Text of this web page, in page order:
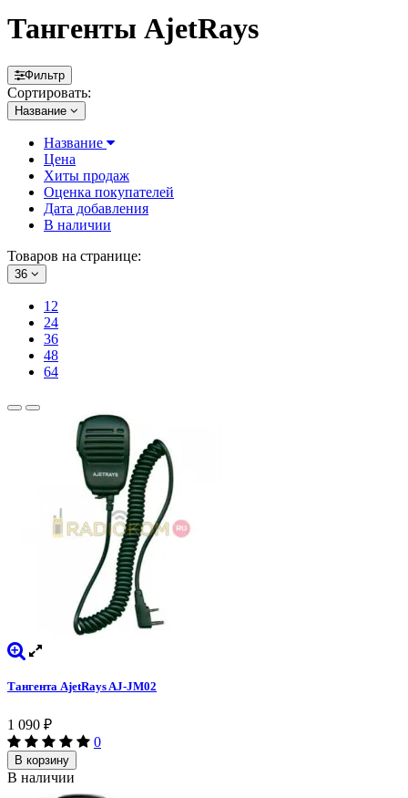
Тангенты AjetRays
Фильтр
Сортировать:
Название
Название
Цена
Хиты продаж
Оценка покупателей
Дата добавления
В наличии
Товаров на странице:
36
12
24
36
48
64
Тангента AjetRays AJ-JM02
1 090 ₽
0
В корзину
В наличии